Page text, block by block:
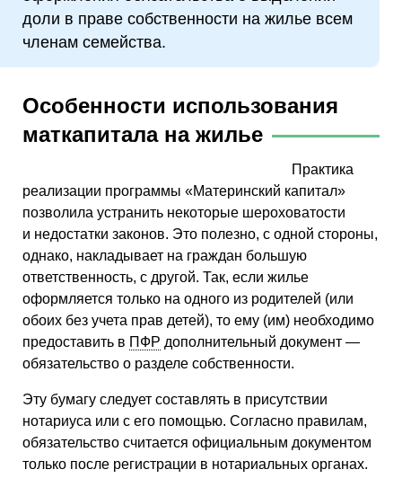
доли в праве собственности на жилье всем
членам семейства.
Особенности использования
маткапитала на жилье
Практика
реализации программы «Материнский капитал»
позволила устранить некоторые шероховатости
и недостатки законов. Это полезно, с одной стороны,
однако, накладывает на граждан большую
ответственность, с другой. Так, если жилье
оформляется только на одного из родителей (или
обоих без учета прав детей), то ему (им) необходимо
предоставить в ПФР дополнительный документ —
обязательство о разделе собственности.
Эту бумагу следует составлять в присутствии
нотариуса или с его помощью. Согласно правилам,
обязательство считается официальным документом
только после регистрации в нотариальных органах.